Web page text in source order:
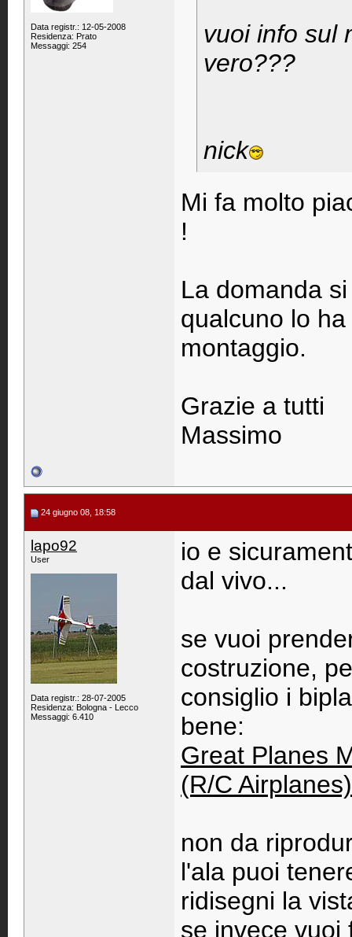
Data registr.: 12-05-2008
Residenza: Prato
Messaggi: 254
vuoi info sul
vero???
nick
Mi fa molto
!
La domanda
qualcuno lo
montaggio.
Grazie a tutti
Massimo
24 giugno 08, 18:58
lapo92
User
Data registr.: 28-07-2005
Residenza: Bologna - Lecco
Messaggi: 6.410
io e
dal vivo...
se vuoi
costruzione,
consiglio i
bene:
Great Planes
(R/C
non da
l'ala puoi
ridisegni la
se invece vuoi